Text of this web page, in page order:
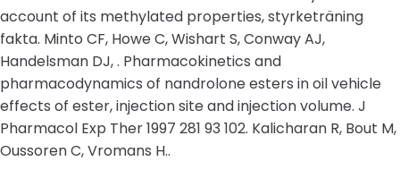
account of its methylated properties, styrketräning
fakta. Minto CF, Howe C, Wishart S, Conway AJ,
Handelsman DJ, . Pharmacokinetics and
pharmacodynamics of nandrolone esters in oil vehicle
effects of ester, injection site and injection volume. J
Pharmacol Exp Ther 1997 281 93 102. Kalicharan R, Bout M,
Oussoren C, Vromans H..